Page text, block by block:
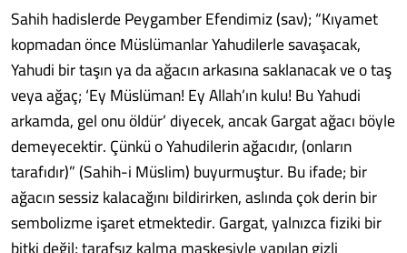
Sahih hadislerde Peygamber Efendimiz (sav); “Kıyamet
kopmadan önce Müslümanlar Yahudilerle savaşacak,
Yahudi bir taşın ya da ağacın arkasına saklanacak ve o taş
veya ağaç; ‘Ey Müslüman! Ey Allah’ın kulu! Bu Yahudi
arkamda, gel onu öldür’ diyecek, ancak Gargat ağacı böyle
demeyecektir. Çünkü o Yahudilerin ağacıdır, (onların
tarafıdır)” (Sahih-i Müslim) buyurmuştur. Bu ifade; bir
ağacın sessiz kalacağını bildirirken, aslında çok derin bir
sembolizme işaret etmektedir. Gargat, yalnızca fiziki bir